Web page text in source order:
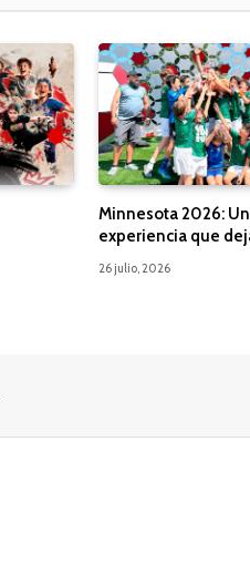
Minnesota 2026:
experiencia que
26 julio, 2026